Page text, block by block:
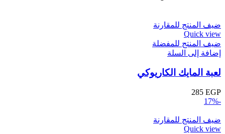
ضيف المنتج للمقارنة
Quick view
ضيف المنتج للمفضلة
إضافة إلى السلة
لعبة المايك الكاريوكي
285 EGP
-17%
ضيف المنتج للمقارنة
Quick view